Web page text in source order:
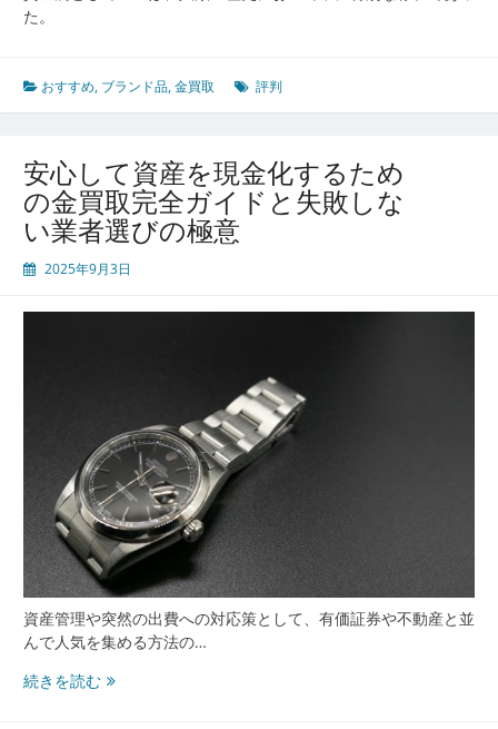
た。
おすすめ, ブランド品,金買取 評判
安心して資産を現金化するため
の金買取完全ガイドと失敗しな
い業者選びの極意
2025年9月3日
資産管理や突然の出費への対応策として、有価証券や不動産と並
んで人気を集める方法の…
続きを読む安